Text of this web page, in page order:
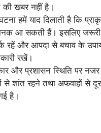
की खबर नहीं है।
हमें याद दिलाती है कि
आ सकती हैं। इसलिए जरूरी
रहें और आपदा से बचाव के
रखें।
और प्रशासन स्थिति पर
से शांत रहने तथा अफवाहों से
है।